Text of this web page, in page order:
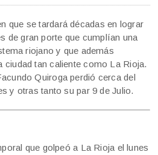
que se tardará décadas en lograr
de gran porte que cumplían una
riojano y que además
ciudad tan caliente como La Rioja.
Quiroga perdió cerca del
y otras tanto su par 9 de Julio.
que golpeó a La Rioja el lunes